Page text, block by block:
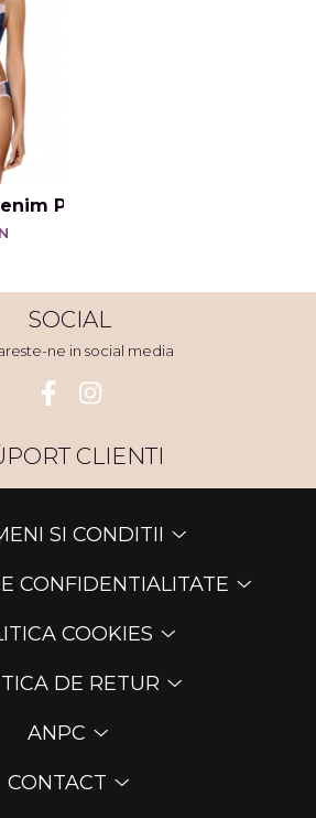
Push Up
SOCIAL
ne in social media
CLIENTI
SI CONDITII
CONFIDENTIALITATE
COOKIES
DE RETUR
ANPC
CONTACT